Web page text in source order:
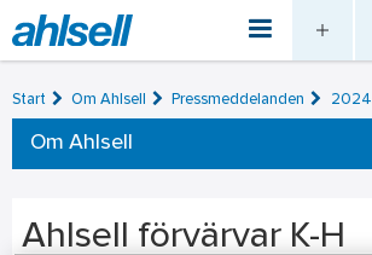
Start Om Ahlsell Pressmeddelanden 2024
Om Ahlsell
Ahlsell förvärvar K-H